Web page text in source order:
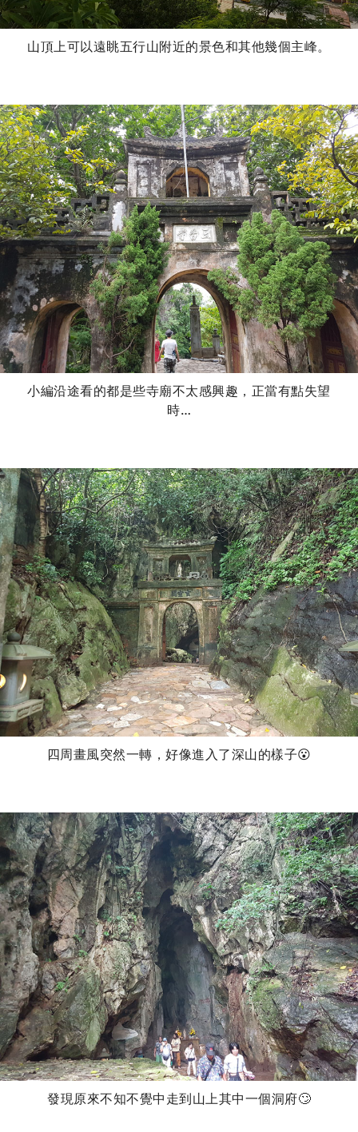
山頂上可以遠眺五行山附近的景色和其他幾個主峰。
小編沿途看的都是些寺廟不太感興趣，正當有點失望
時…
四周畫風突然一轉，好像進入了深山的樣子😮
發現原來不知不覺中走到山上其中一個洞府🙄